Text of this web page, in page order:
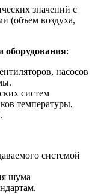
значений с
(объем воздуха,
оборудования:
насосов
систем
температуры,
системой
шума